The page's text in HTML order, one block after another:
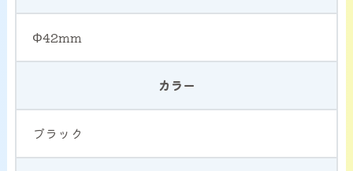
Φ42mm
カラー
ブラック